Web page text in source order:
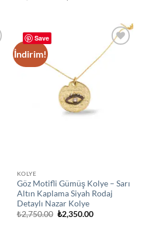
fiyat:
Save
İndirim!
Add to
KOLYE
Göz Motifli Gümüş Kolye – Sarı
Altın Kaplama Siyah Rodaj
Detaylı Nazar Kolye
₺2,750.00 Orijinal
fiyat:
₺2,350.00Şu